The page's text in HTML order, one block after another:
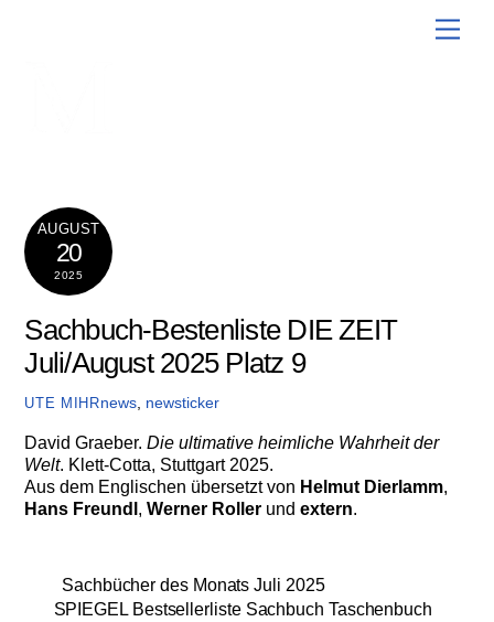
AUGUST
20
2025
Sachbuch-Bestenliste DIE ZEIT
Juli/August 2025 Platz 9
UTE MIHRnews, newsticker
David Graeber.Die ultimative heimliche Wahrheit der
Welt. Klett-Cotta, Stuttgart 2025.
Aus dem Englischen übersetzt von Helmut Dierlamm,
Hans Freundl ,Werner Roller undextern.
Sachbücher des Monats Juli 2025
SPIEGEL Bestsellerliste Sachbuch Taschenbuch